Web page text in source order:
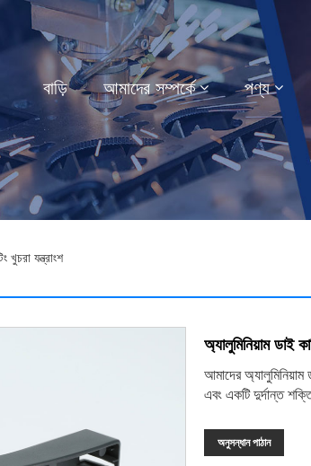
বাড়ি আমাদের সম্পর্কে পণ্য
খুচরা যন্ত্রাংশ
অ্যালুমিনিয়াম ডাই
আমাদের অ্যালুমিনিয়াম
এবং একটি দুর্দান্ত
অনুসন্ধান পাঠান